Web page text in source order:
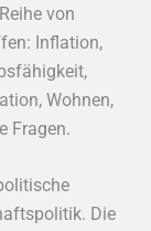
von
Inflation,
Wohnen,
Fragen.
Die